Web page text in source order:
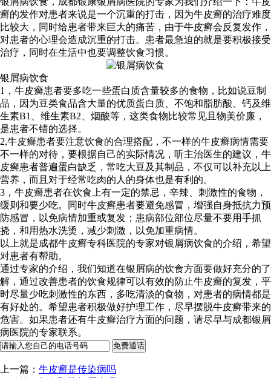
癣的发作对患者来说是一个沉重的打击，因为牛皮癣的治疗难度
比较大，同时给患者带来巨大的痛苦，由于牛皮癣会反复发作，
对患者的心理会造成沉重的打击。患者最急迫的就是要积极接受
治疗，同时在生活中也要调整饮食习惯。
银屑病饮食
1，牛皮癣患者要多吃一些蛋白质含量较多的食物，比如说豆制
品，因为豆类食品含大量的优质蛋白质、不饱和脂肪酸、钙及维
生素B1、维生素B2、烟酸等，这类食物比较常见且物美价廉，
是患者不错的选择。
2,牛皮癣患者要注意饮食的合理搭配，不一样的牛皮癣病情需要
不一样的对待，要根据自己的实际情况，听主治医生的建议，牛
皮癣患者普遍蛋白缺乏，常吃大豆及其制品，不仅可以补充以上
营养，而且对于经常吃肉的人的身体也是有利的。
3，牛皮癣患者在饮食上有一定的禁忌，辛辣、刺激性的食物，
缓则和要少吃。同时牛皮癣患者要避免感冒，增强自身抵抗力预
防感冒，以免病情加重或复发；患病部位部位尽量不要用手抓
挠，和用热水洗烫，减少刺激，以免加重病情。
以上就是成都牛皮癣专科医院的专家对银屑病饮食的介绍，希望
对患者有帮助。
通过专家的介绍，我们知道在银屑病的饮食方面要做好充分的了
解，通过改善患者的饮食规律可以有效的防止牛皮癣的复发，平
时尽量少吃刺激性的东西，多吃清淡的食物，对患者的病情都是
有好处的。希望患者积极做好护理工作，尽早摆脱牛皮癣带来的
危害。如果患者还有牛皮癣治疗方面的问题，请尽早与成都银屑
病医院的专家联系。
上一篇： 牛皮癣是传染病吗